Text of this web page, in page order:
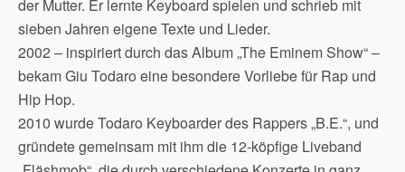
der Mutter. Er lernte Keyboard spielen und schrieb mit
sieben Jahren eigene Texte und Lieder.
2002 – inspiriert durch das Album „The Eminem Show“ –
bekam Giu Todaro eine besondere Vorliebe für Rap und
Hip Hop.
2010 wurde Todaro Keyboarder des Rappers „B.E.“, und
gründete gemeinsam mit ihm die 12-köpfige Liveband